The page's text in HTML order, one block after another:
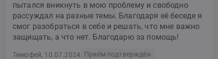
пытался вникнуть в мою проблему и свободно
рассуждал на разные темы. Благодаря её беседе я
смог разобраться в себе и решать, что мне важно
защищать, а что нет. Благодарю за помощь!
Тимофей, 10.07.2024 Приём подтверждён